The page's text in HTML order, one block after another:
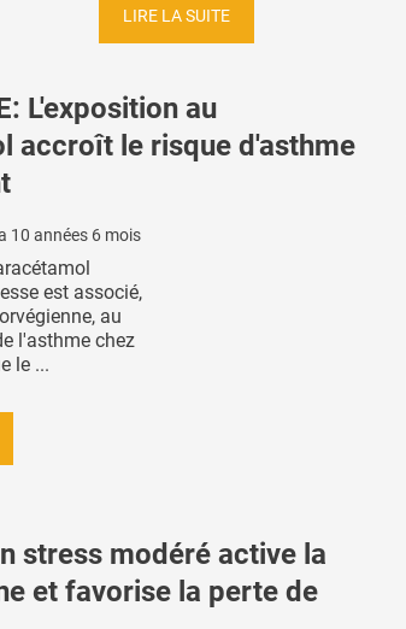
LIRE LA SUITE
L'exposition au
accroît le risque d'asthme
10 années 6 mois
est associé,
au
l'asthme chez
le ...
stress modéré active la
et favorise la perte de